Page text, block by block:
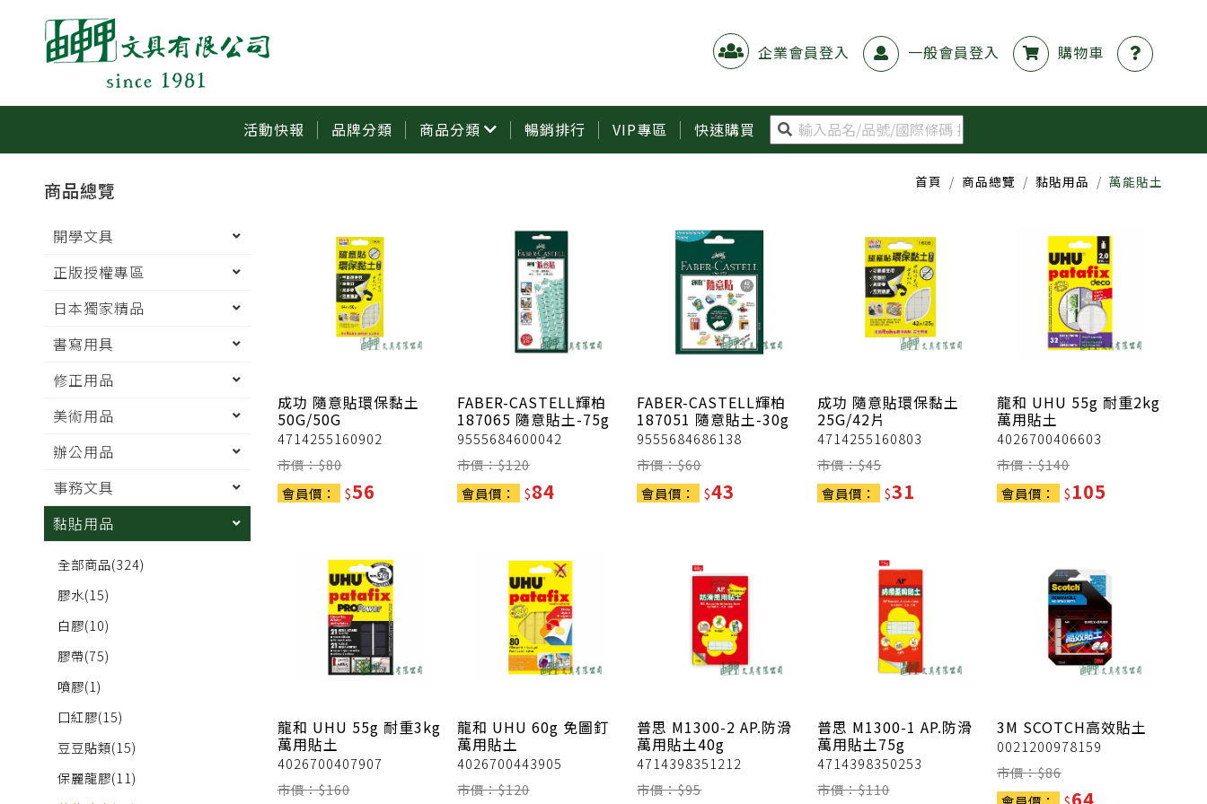
企業會員登入 一般會員登入 購物車
活動快報 品牌分類 商品分類 暢銷排行 VIP專區 快速購買
商品總覽
開學文具
正版授權專區
日本獨家精品
書寫用具
修正用品
美術用品
辦公用品
事務文具
黏貼用品
全部商品(324)
膠水(15)
白膠(10)
膠帶(75)
噴膠(1)
口紅膠(15)
豆豆貼類(15)
保麗龍膠(11)
首頁 商品總覽 黏貼用品 萬能貼土
成功 隨意貼環保黏土
50G/50G
4714255160902
市價：$80
會員價：
$56
FABER-CASTELL輝柏
187065 隨意貼土-75g
9555684600042
市價：$120
會員價：
$84
FABER-CASTELL輝柏
187051 隨意貼土-30g
9555684686138
市價：$60
會員價：
$43
成功 隨意貼環保黏土
25G/42片
4714255160803
市價：$45
會員價：
$31
龍和 UHU 55g 耐重2kg
萬用貼土
4026700406603
市價：$140
會員價：
$105
龍和 UHU 55g 耐重3kg
萬用貼土
4026700407907
市價：$160
龍和 UHU 60g 免圖釘
萬用貼土
4026700443905
市價：$120
普思 M1300-2 AP.防滑
萬用貼土40g
4714398351212
市價：$95
普思 M1300-1 AP.防滑
萬用貼土75g
4714398350253
市價：$110
3M SCOTCH高效貼土
0021200978159
市價：$86
64